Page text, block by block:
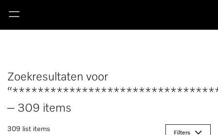
Zoekresultaten voor
– 309 items
309 list items
Filters